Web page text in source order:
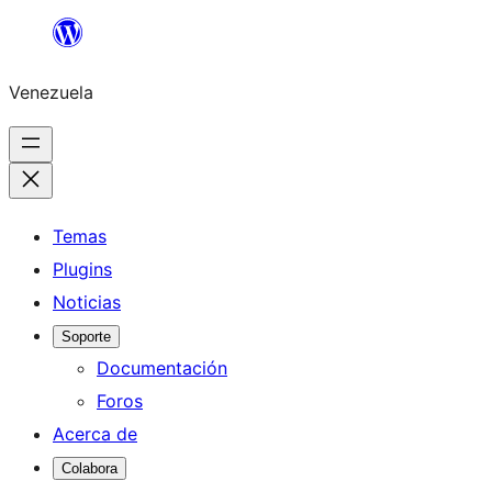
Saltar
contenido
Venezuela
Temas
Plugins
Noticias
Soporte
Documentación
Foros
Acerca de
Colabora